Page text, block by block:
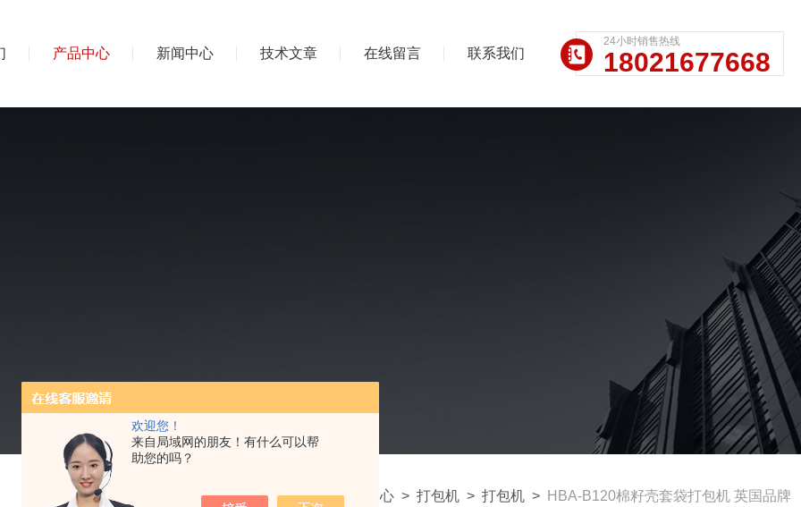
欢迎您！
来自局域网的朋友！有什么可以帮
助您的吗？
产品中心 新闻中心 技术文章 在线留言 联系我们
24小时销售热线
18021677668
我的位置：首页>产品中心 > 打包机 > 打包机 > HBA-B120棉籽壳套袋打包机 英国品牌